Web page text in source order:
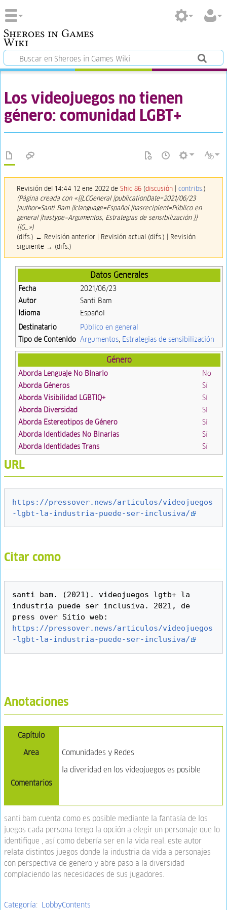
Sheroes in Games
Wiki
Los videojuegos no tienen
género: comunidad LGBT+
Revisión del 14:44 12 ene 2022 de Shic 86 (discusión| contribs.)
(Página creada con «{{LCGeneral |publicationDate=2021/06/23
|author=Santi Bam |lclanguage=Español |hasrecipient=Público en
general |hastype=Argumentos, Estrategias de sensibilización }}
{{G…»)
(difs.) ← Revisión anterior | Revisión actual (difs.) | Revisión
siguiente → (difs.)
Datos Generales
Fecha
2021/06/23
Autor
Santi Bam
Idioma
Español
Destinatario
Público en general
Tipo de Contenido Argumentos, Estrategias de sensibilización
Género
Aborda Lenguaje No Binario
No
Aborda Géneros
Sí
Aborda Visibilidad LGBTIQ+
Sí
Aborda Diversidad
Sí
Aborda Estereotipos de Género
Sí
Aborda Identidades No Binarias
Sí
Aborda Identidades Trans
Sí
URL
https://pressover.news/articulos/videojuegos
-lgbt-la-industria-puede-ser-inclusiva/
Citar como
santi bam. (2021). videojuegos lgtb+ la
industria puede ser inclusiva. 2021, de
https://pressover.news/articulos/videojuegos
-lgbt-la-industria-puede-ser-inclusiva/
Anotaciones
Capítulo
Area
Comunidades y Redes
Comentarios
la diveridad en los videojuegos es posible
santi bam cuenta como es posible mediante la fantasía de los
juegos cada persona tengo la opción a elegir un personaje que lo
identifique , así como debería ser en la vida real. este autor
relata distintos juegos donde la industria da vida a personajes
con perspectiva de genero y abre paso a la diversidad
complaciendo las necesidades de sus jugadores.
Categoría: LobbyContents